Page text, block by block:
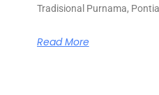
Tradisional Purnama,
Read More